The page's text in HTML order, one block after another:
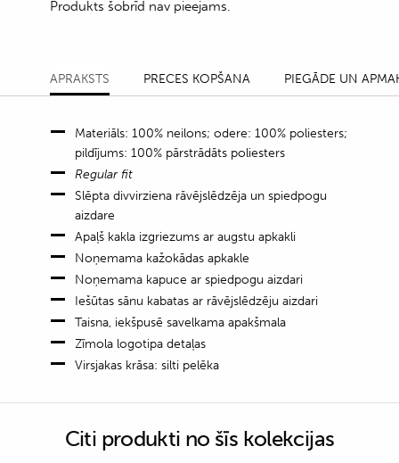
Produkts šobrīd nav pieejams.
APRAKSTS PRECES KOPŠANA PIEGĀDE UN
Materiāls: 100% neilons; odere: 100% poliesters;
pildījums: 100% pārstrādāts poliesters
Regular fit
Slēpta divvirziena rāvējslēdzēja un spiedpogu
aizdare
Apaļš kakla izgriezums ar augstu apkakli
Noņemama kažokādas apkakle
Noņemama kapuce ar spiedpogu aizdari
Iešūtas sānu kabatas ar rāvējslēdzēju aizdari
Taisna, iekšpusē savelkama apakšmala
Zīmola logotipa detaļas
Virsjakas krāsa: silti pelēka
Citi produkti no šīs kolekcijas